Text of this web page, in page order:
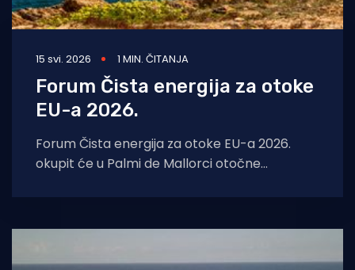
15 svi. 2026 1 MIN. ČITANJA
Forum Čista energija za otoke
EU-a 2026.
Forum Čista energija za otoke EU-a 2026.
okupit će u Palmi de Mallorci otočne
opskrbljivače